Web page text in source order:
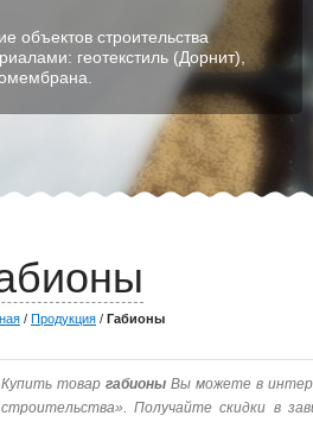
объектов строительства
геотекстиль (Дорнит),
/ Продукция / Габионы
Купить товар габионы Вы можете в
строительства». Получайте скидки в